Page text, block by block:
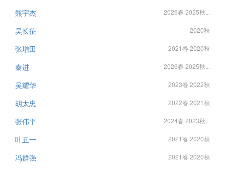
熊宇杰 2026春 2025秋...
吴长征 2020秋
张增田 2021春 2020秋
秦进 2026春 2025秋...
吴耀华 2023春 2022秋
胡太忠 2022春 2021秋
张伟平 2024春 2023秋...
叶五一 2021春 2020秋
冯群强 2021春 2020秋